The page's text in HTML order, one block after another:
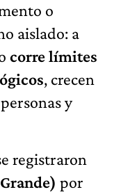
o
aislado: a
corre límites
, crecen
y
registraron
por